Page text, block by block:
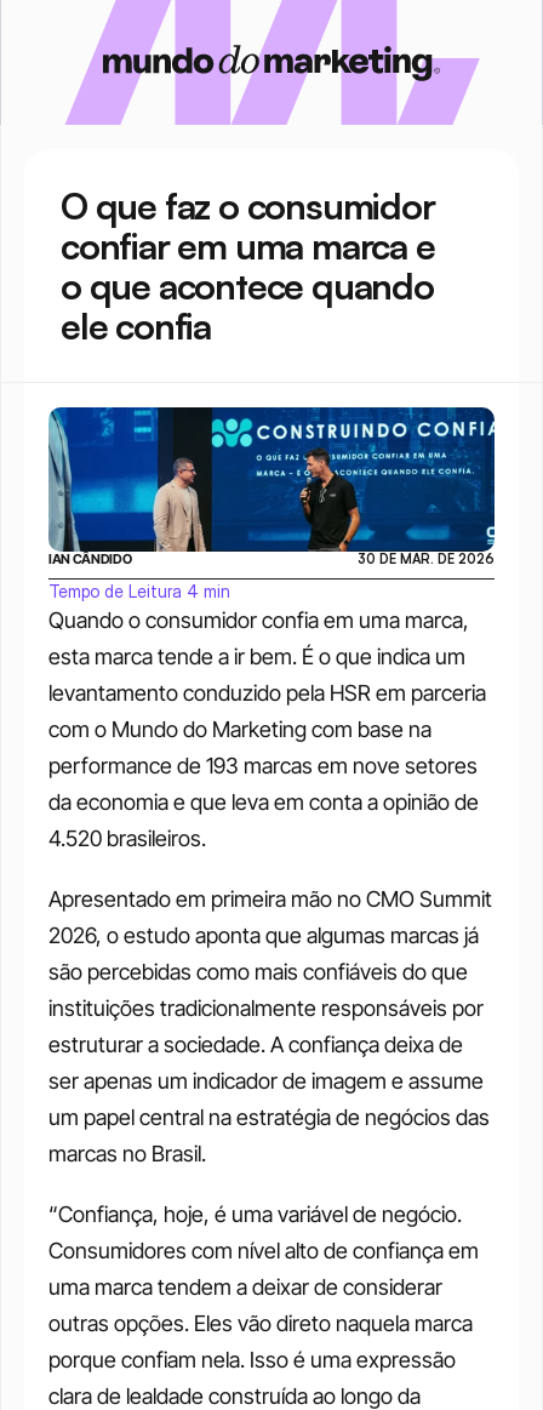
O que faz o consumidor
confiar em uma marca e
o que acontece quando
ele confia
Quando o consumidor confia em uma marca,
esta marca tende a ir bem. É o que indica um
levantamento conduzido pela HSR em parceria
com o Mundo do Marketing com base na
performance de 193 marcas em nove setores
da economia e que leva em conta a opinião de
4.520 brasileiros.
Apresentado em primeira mão no CMO Summit
2026, o estudo aponta que algumas marcas já
são percebidas como mais confiáveis do que
instituições tradicionalmente responsáveis por
estruturar a sociedade. A confiança deixa de
ser apenas um indicador de imagem e assume
um papel central na estratégia de negócios das
marcas no Brasil.
“Confiança, hoje, é uma variável de negócio.
Consumidores com nível alto de confiança em
uma marca tendem a deixar de considerar
outras opções. Eles vão direto naquela marca
porque confiam nela. Isso é uma expressão
clara de lealdade construída ao longo da
IAN CÂNDIDO 30 DE MAR. DE 2026
Tempo de Leitura 4 min